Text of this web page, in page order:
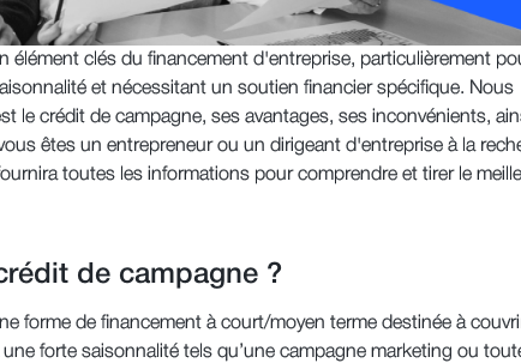
élément clés du financement d'entreprise, particulièrement
et nécessitant un soutien financier spécifique. Nous
le crédit de campagne, ses avantages, ses inconvénients,
êtes un entrepreneur ou un dirigeant d'entreprise à la
toutes les informations pour comprendre et tirer le
de campagne ?
forme de financement à court/moyen terme destinée à
forte saisonnalité tels qu’une campagne marketing ou